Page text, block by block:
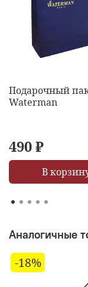
Подарочный
Waterman
490 ₽
В
Аналогичные
-18%